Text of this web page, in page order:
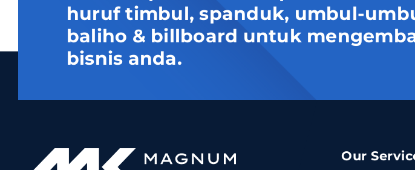
huruf timbul, spanduk, umbul-
baliho & billboard untuk
bisnis anda.
Our